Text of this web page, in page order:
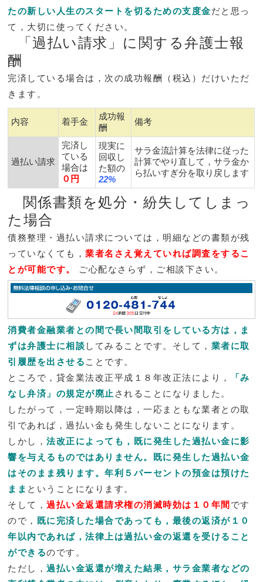
たの新しい人生のスタートを切るための支度金だと思っ
て，大切に使ってください。
「過払い請求」に関する弁護士報
酬
完済している場合は，次の成功報酬（税込）だけいただ
きます。
内容 着手金
成功報
酬
備考
過払い請求
完済し
ている
場合は
０円
現実に
回収し
た額の
22%
サラ金流計算を法律に従った
計算でやり直して，サラ金か
ら払いすぎ分を取り戻します
関係書類を処分・紛失してしまっ
た場合
債務整理・過払い請求については，明細などの書類が残
っていなくても，業者名さえ覚えていれば調査をするこ
とが可能です。 ご心配なさらず，ご相談下さい。
消費者金融業者との間で長い間取引をしている方は，ま
ずは弁護士に相談 してみることです。そして， 業者に取
引履歴を出させる ことです。
ところで，貸金業法改正平成１８年改正法により，
「み
なし弁済」の規定が廃止 されることになりました。
したがって，一定時期以降は，一応まともな業者との取
引であれば，過払い金も発生しないことになります。
しかし，法改正によっても，既に発生した過払い金に影
響を与えるものではありません。既に発生した過払い金
はそのまま残ります。年利５パーセントの預金は預けた
まま ということになります。
そして，過払い金返還請求権の消滅時効は１０年間 です
ので， 既に完済した場合であっても，最後の返済が１０
年以内であれば，法律上は過払い金の返還を受けること
ができるのです。
ただし，過払い金返還が増えた結果，サラ金業者などの